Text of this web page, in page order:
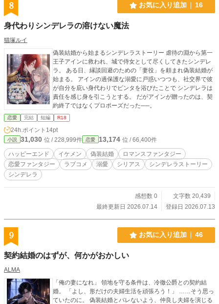
8 お気に入り追加 16
身代わりシンデレラの溶けない魔法
猫塚ルイ
偽装結婚から始まるシンデレラストーリー 虐待の淵から第一
王子アインに救われ、城で侍女として尽くしてきたシンデレ
ラ。 ある日、縁談回避のための「妻役」を頼まれ偽装結婚が
始まる。 アインの過保護な溺愛に戸惑いつつも、社交界で彼
が自分を庇い身代わりでビンタを浴びたことで シンデレラは
責任を感じ身を引こうとする。 だがアインが贈ったのは、契
約終了ではなくプロポーズだった──。
恋愛 完結 短編 R18
24h.ポイント 14pt
小説 31,030 位 / 228,999件 恋愛 13,174 位 / 66,400件
ハッピーエンド イケメン 偽装結婚
ロマンスファンタジー
恋愛ファンタジー
ラブコメ 溺愛 シリアス
シンデレラストーリー
シンデレラ
感想数 0
文字数 20,439
最終更新日 2026.07.14
登録日 2026.07.13
9 お気に入り追加 46
契約結婚のはずが、何かがおかしい
ALMA
「俺の妻になれ」 領地を守る条件は、冷徹公爵との契約結
婚。 「よし、形だけの夫婦生活を頑張ろう！」 ……そう思っ
ていたのに。 偽装結婚とバレないよう、仲良し夫婦を演じる